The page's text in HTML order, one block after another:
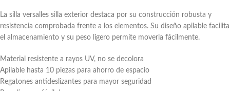
La silla versalles silla exterior destaca por su construcción robusta y
resistencia comprobada frente a los elementos. Su diseño apilable facilita
el almacenamiento y su peso ligero permite moverla fácilmente.
Material resistente a rayos UV, no se decolora
Apilable hasta 10 piezas para ahorro de espacio
Regatones antideslizantes para mayor seguridad